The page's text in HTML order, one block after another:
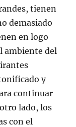
tienen
demasiado
en logo
ambiente del
y
continuar
lado, los
con el